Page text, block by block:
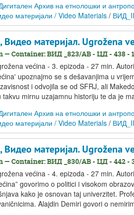
Архив на етнолошки и
материјали / Video Materials /
материјал. Ugrožena
— Container: ВИД _823/АВ - ЦД - 438 -
većina - 3. epizoda - 27 min.
upoznajmo se s dešavanjima u
i odvojila se od SFRJ, ali
takvu mirnu uzajamnu historiju te da je
Архив на етнолошки и
материјали / Video Materials /
материјал. Ugrožena
— Container: ВИД _830/АВ - ЦД - 442 -
većina - 4. epizoda - 27 min.
govorimo o politici i visokom
kako je osnovan taj univerzitet.
Alajdin Demiri govori o